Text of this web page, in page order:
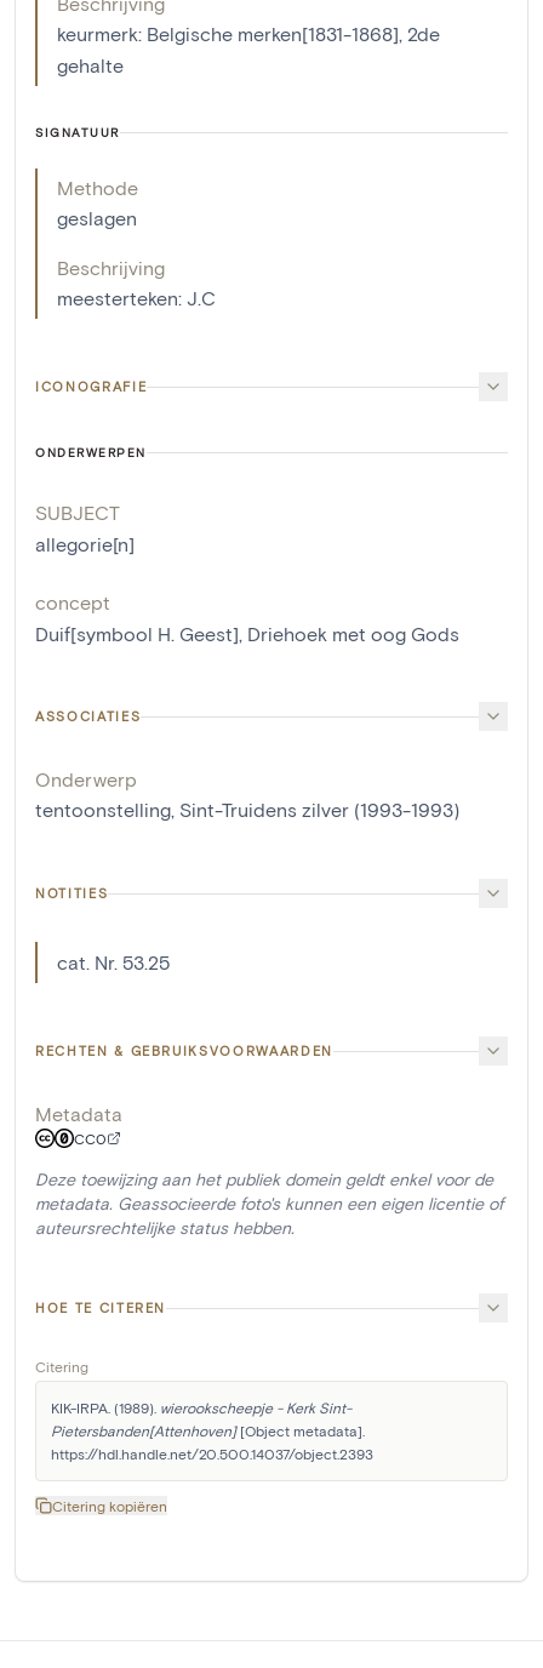
keurmerk: Belgische merken[1831-1868], 2de
gehalte
SIGNATUUR
Methode
geslagen
Beschrijving
meesterteken: J.C
ICONOGRAFIE
ONDERWERPEN
SUBJECT
allegorie[n]
concept
Duif[symbool H. Geest], Driehoek met oog Gods
ASSOCIATIES
Onderwerp
tentoonstelling, Sint-Truidens zilver (1993-1993)
NOTITIES
cat. Nr. 53.25
RECHTEN & GEBRUIKSVOORWAARDEN
Metadata
CC0
Deze toewijzing aan het publiek domein geldt enkel voor de
metadata. Geassocieerde foto's kunnen een eigen licentie of
auteursrechtelijke status hebben.
HOE TE CITEREN
Citering
KIK-IRPA. (1989). wierookscheepje - Kerk Sint-
Pietersbanden[Attenhoven] [Object metadata].
https://hdl.handle.net/20.500.14037/object.2393
Citering kopiëren